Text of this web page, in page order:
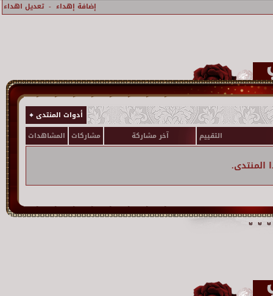
إضافة إهداء -تعديل اهداء
أدوات المنتدى
التقييم
آخر مشاركة مشاركات المشاهدات
المنتدى.